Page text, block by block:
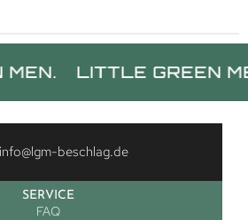
LITTLE GREEN MEN.
info@lgm-beschlag.de
SERVICE
FAQ